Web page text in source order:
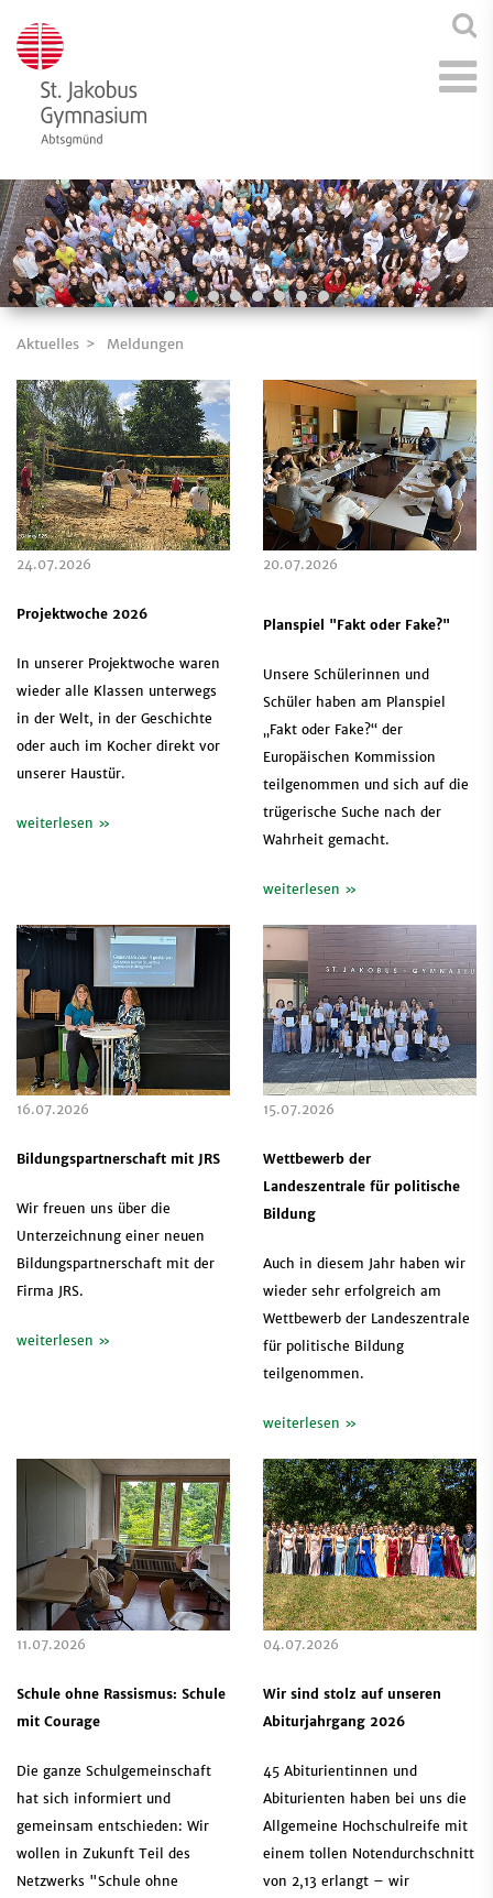
Aktuelles Meldungen
24.07.2026
Projektwoche 2026
In unserer Projektwoche waren
wieder alle Klassen unterwegs
in der Welt, in der Geschichte
oder auch im Kocher direkt vor
unserer Haustür.
weiterlesen »
20.07.2026
Planspiel "Fakt oder Fake?"
Unsere Schülerinnen und
Schüler haben am Planspiel
„Fakt oder Fake?“ der
Europäischen Kommission
teilgenommen und sich auf die
trügerische Suche nach der
Wahrheit gemacht.
weiterlesen »
16.07.2026
Bildungspartnerschaft mit JRS
Wir freuen uns über die
Unterzeichnung einer neuen
Bildungspartnerschaft mit der
Firma JRS.
weiterlesen »
15.07.2026
Wettbewerb der
Landeszentrale für politische
Bildung
Auch in diesem Jahr haben wir
wieder sehr erfolgreich am
Wettbewerb der Landeszentrale
für politische Bildung
teilgenommen.
weiterlesen »
11.07.2026
Schule ohne Rassismus: Schule
mit Courage
Die ganze Schulgemeinschaft
hat sich informiert und
gemeinsam entschieden: Wir
wollen in Zukunft Teil des
Netzwerks "Schule ohne
04.07.2026
Wir sind stolz auf unseren
Abiturjahrgang 2026
45 Abiturientinnen und
Abiturienten haben bei uns die
Allgemeine Hochschulreife mit
einem tollen Notendurchschnitt
von 2,13 erlangt – wir